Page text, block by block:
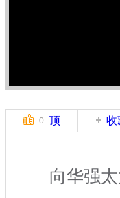
0 顶 收
向华强太